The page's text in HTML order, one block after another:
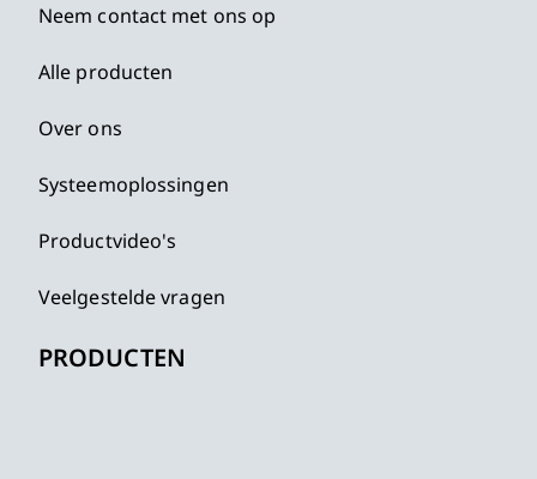
Neem contact met ons op
Alle producten
Over ons
Systeemoplossingen
Productvideo's
Veelgestelde vragen
PRODUCTEN